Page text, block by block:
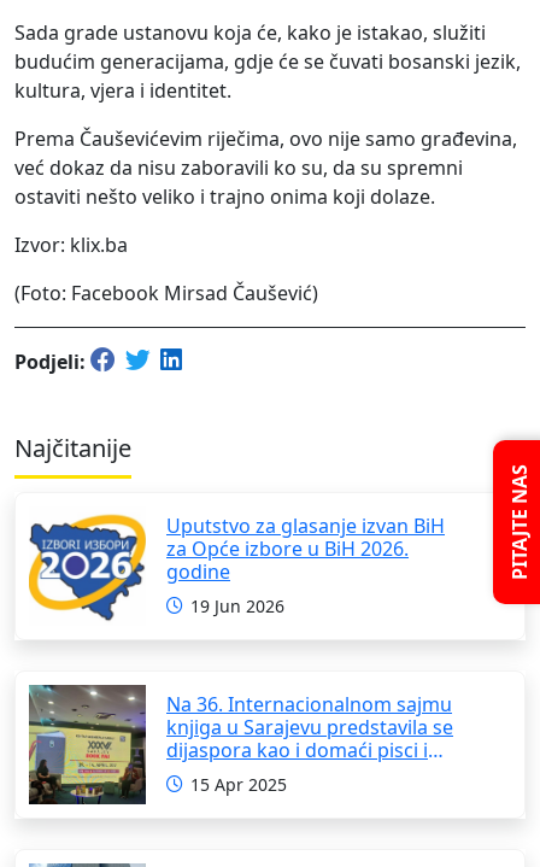
PITAJTE NAS
Sada grade ustanovu koja će, kako je istakao, služiti
budućim generacijama, gdje će se čuvati bosanski jezik,
kultura, vjera i identitet.
Prema Čauševićevim riječima, ovo nije samo građevina,
već dokaz da nisu zaboravili ko su, da su spremni
ostaviti nešto veliko i trajno onima koji dolaze.
Izvor: klix.ba
(Foto: Facebook Mirsad Čaušević)
Podjeli:
Najčitanije
Uputstvo za glasanje izvan BiH
za Opće izbore u BiH 2026.
godine
19 Jun 2026
Na 36. Internacionalnom sajmu
knjiga u Sarajevu predstavila se
dijaspora kao i domaći pisci i
umjetnici
15 Apr 2025